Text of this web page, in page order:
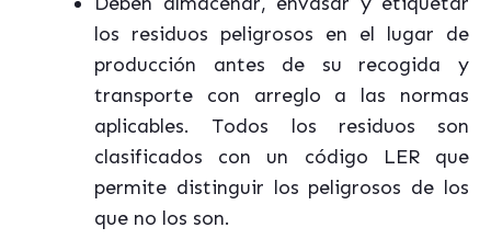
los residuos peligrosos en el lugar de
producción antes de su recogida y
transporte con arreglo a las normas
aplicables. Todos los residuos son
clasificados con un código LER que
permite distinguir los peligrosos de los
que no los son.